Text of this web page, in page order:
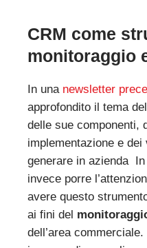
CRM come
monitoraggio
In una newsletter
approfondito il tema
delle sue componenti,
implementazione e dei
generare in azienda
invece porre
avere questo
ai fini del
dell’area